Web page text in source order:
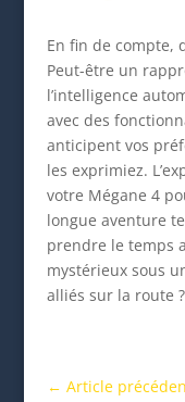
En fin de compte,
Peut-être un
l’intelligence
avec des
anticipent vos
les exprimiez.
votre Mégane 4
longue aventure
prendre le temps
mystérieux sous
alliés sur la route ?
← Article